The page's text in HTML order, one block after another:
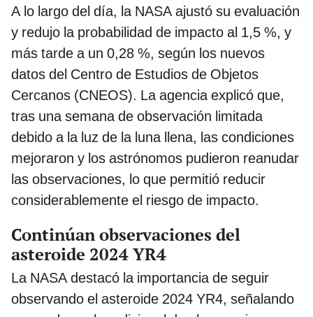
A lo largo del día, la NASA ajustó su evaluación
y redujo la probabilidad de impacto al 1,5 %, y
más tarde a un 0,28 %, según los nuevos
datos del Centro de Estudios de Objetos
Cercanos (CNEOS). La agencia explicó que,
tras una semana de observación limitada
debido a la luz de la luna llena, las condiciones
mejoraron y los astrónomos pudieron reanudar
las observaciones, lo que permitió reducir
considerablemente el riesgo de impacto.
Continúan observaciones del
asteroide 2024 YR4
La NASA destacó la importancia de seguir
observando el asteroide 2024 YR4, señalando